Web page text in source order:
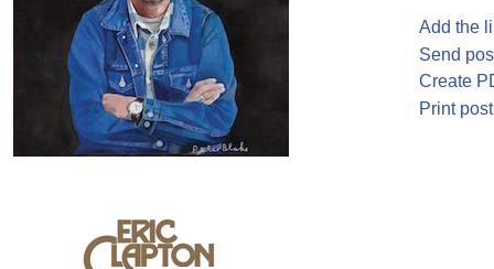
Add the
Send
Create
Print post